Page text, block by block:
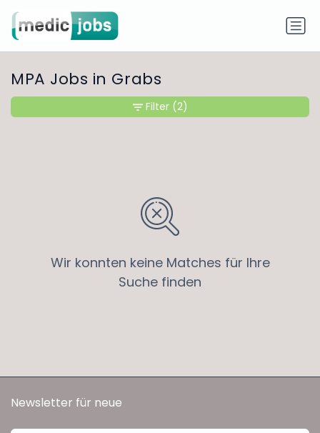
MPA Jobs in Grabs
Wir konnten keine Matches für Ihre
Suche finden
Filter (2)
Newsletter für neue